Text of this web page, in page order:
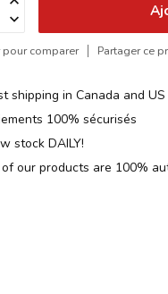
comparer Partager ce
shipping in Canada and US
100% sécurisés
stock DAILY!
our products are 100%